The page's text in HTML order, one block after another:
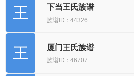
王 下当王氏族谱
族谱ID：44326
王 厦门王氏族谱
族谱ID：46707